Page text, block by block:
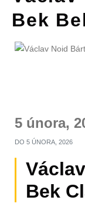
Bek
5 února,
DO 5 ÚNORA, 2026
Bek